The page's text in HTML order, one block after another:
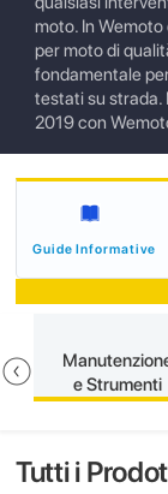
moto. In
per moto di
fondamentale
testati su strada.
2019 con
Guide Informative
e Strumenti
Tutti i